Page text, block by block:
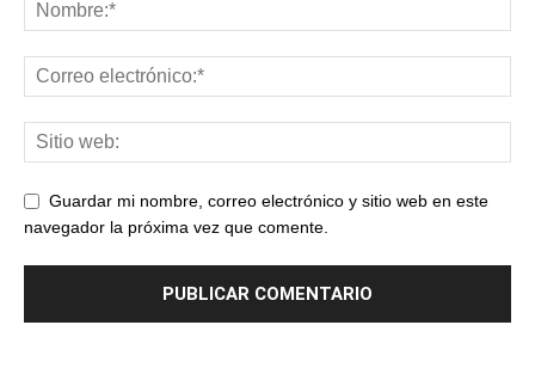
Guardar mi nombre, correo electrónico y sitio web en este
navegador la próxima vez que comente.